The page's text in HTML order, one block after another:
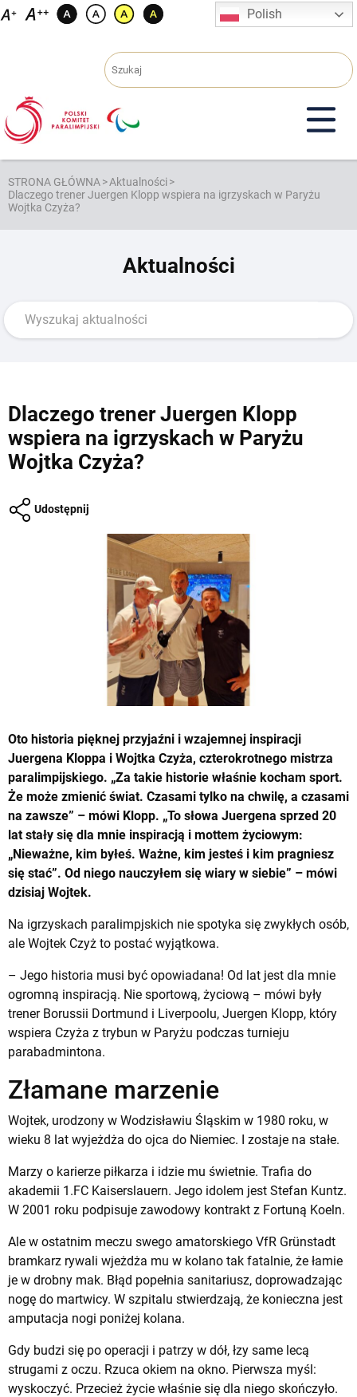
Przejdź
Polish
STRONA GŁÓWNA>Aktualności>
Dlaczego trener Juergen Klopp wspiera na igrzyskach w Paryżu
Wojtka Czyża?
Aktualności
Dlaczego trener Juergen Klopp
wspiera na igrzyskach w Paryżu
Wojtka Czyża?
Udostępnij
Oto historia pięknej przyjaźni i wzajemnej inspiracji
Juergena Kloppa i Wojtka Czyża, czterokrotnego mistrza
paralimpijskiego. „Za takie historie właśnie kocham sport.
Że może zmienić świat. Czasami tylko na chwilę, a czasami
na zawsze” – mówi Klopp. „To słowa Juergena sprzed 20
lat stały się dla mnie inspiracją i mottem życiowym:
„Nieważne, kim byłeś. Ważne, kim jesteś i kim pragniesz
się stać”. Od niego nauczyłem się wiary w siebie” – mówi
dzisiaj Wojtek.
Na igrzyskach paralimpjskich nie spotyka się zwykłych osób,
ale Wojtek Czyż to postać wyjątkowa.
– Jego historia musi być opowiadana! Od lat jest dla mnie
ogromną inspiracją. Nie sportową, życiową – mówi były
trener Borussii Dortmund i Liverpoolu, Juergen Klopp, który
wspiera Czyża z trybun w Paryżu podczas turnieju
parabadmintona.
Złamane marzenie
Wojtek, urodzony w Wodzisławiu Śląskim w 1980 roku, w
wieku 8 lat wyjeżdża do ojca do Niemiec. I zostaje na stałe.
Marzy o karierze piłkarza i idzie mu świetnie. Trafia do
akademii 1.FC Kaiserslauern. Jego idolem jest Stefan Kuntz.
W 2001 roku podpisuje zawodowy kontrakt z Fortuną Koeln.
Ale w ostatnim meczu swego amatorskiego VfR Grünstadt
bramkarz rywali wjeżdża mu w kolano tak fatalnie, że łamie
je w drobny mak. Błąd popełnia sanitariusz, doprowadzając
nogę do martwicy. W szpitalu stwierdzają, że konieczna jest
amputacja nogi poniżej kolana.
Gdy budzi się po operacji i patrzy w dół, łzy same lecą
strugami z oczu. Rzuca okiem na okno. Pierwsza myśl:
wyskoczyć. Przecież życie właśnie się dla niego skończyło.